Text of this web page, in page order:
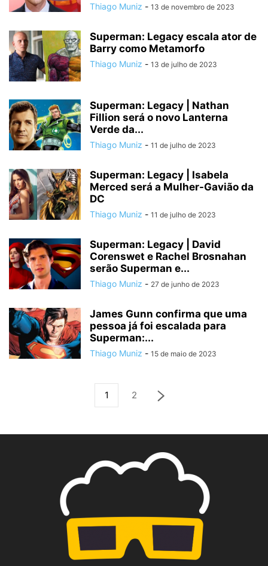
Thiago Muniz - 13 de novembro de 2023
Superman: Legacy escala ator de
Barry como Metamorfo
Thiago Muniz - 13 de julho de 2023
Superman: Legacy | Nathan
Fillion será o novo Lanterna
Verde da...
Thiago Muniz - 11 de julho de 2023
Superman: Legacy | Isabela
Merced será a Mulher-Gavião da
DC
Thiago Muniz - 11 de julho de 2023
Superman: Legacy | David
Corenswet e Rachel Brosnahan
serão Superman e...
Thiago Muniz - 27 de junho de 2023
James Gunn confirma que uma
pessoa já foi escalada para
Superman:...
Thiago Muniz - 15 de maio de 2023
1 2